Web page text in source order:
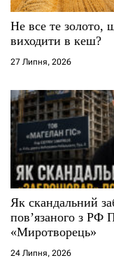
Не все те золото,
виходити в кеш?
27 Липня, 2026
Як скандальний
повʼязаного з РФ
«Миротворець»
24 Липня, 2026